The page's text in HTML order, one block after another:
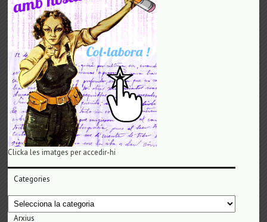
Clicka les imatges per accedir-hi
Categories
Categories
Arxius